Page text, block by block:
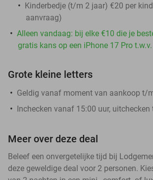
Kinderbedje (t/m 2 jaar) €20 per
aanvraag)
Alleen vandaag: bij elke €10 die je
gratis kans op een iPhone 17 Pro
Grote kleine letters
Geldig vanaf moment van aankoop t/
Inchecken vanaf 15:00 uur,
Meer over deze deal
Beleef een onvergetelijke tijd bij
deze geweldige deal voor 2 personen.